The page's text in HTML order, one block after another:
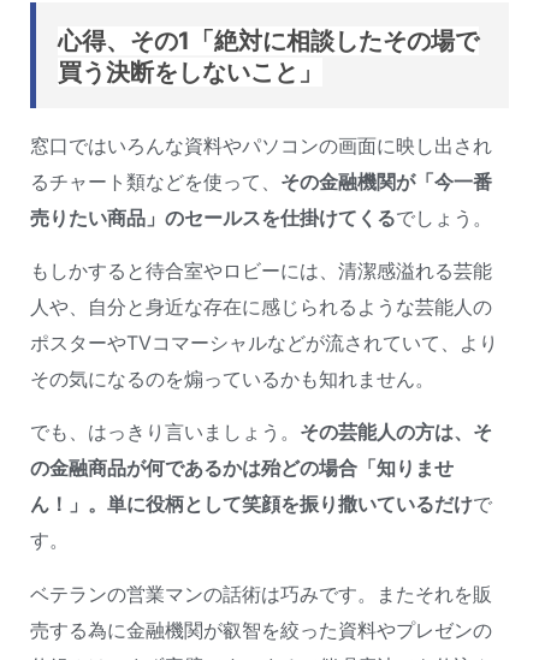
心得、その1「絶対に相談したその場で
買う決断をしないこと」
窓口ではいろんな資料やパソコンの画面に映し出され
るチャート類などを使って、 その金融機関が「今一番
売りたい商品」のセールスを仕掛けてくるでしょう。
もしかすると待合室やロビーには、清潔感溢れる芸能
人や、自分と身近な存在に感じられるような芸能人の
ポスターやTVコマーシャルなどが流されていて、より
その気になるのを煽っているかも知れません。
でも、はっきり言いましょう。 その芸能人の方は、そ
の金融商品が何であるかは殆どの場合「知りませ
ん！」。単に役柄として笑顔を振り撒いているだけで
す。
ベテランの営業マンの話術は巧みです。またそれを販
売する為に金融機関が叡智を絞った資料やプレゼンの